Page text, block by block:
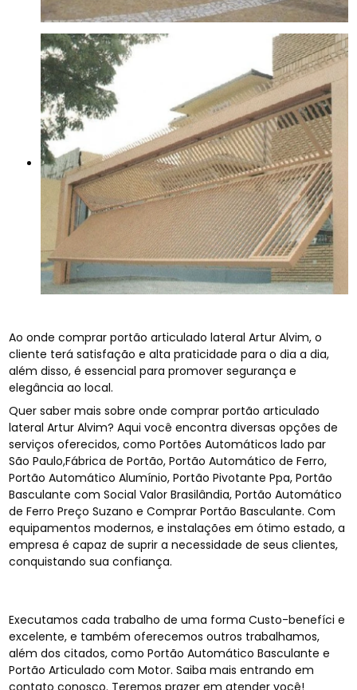
Ao onde comprar portão articulado lateral Artur Alvim, o
cliente terá satisfação e alta praticidade para o dia a dia,
além disso, é essencial para promover segurança e
elegância ao local.
Quer saber mais sobre onde comprar portão articulado
lateral Artur Alvim? Aqui você encontra diversas opções de
serviços oferecidos, como Portões Automáticos lado par
São Paulo,Fábrica de Portão, Portão Automático de Ferro,
Portão Automático Alumínio, Portão Pivotante Ppa, Portão
Basculante com Social Valor Brasilândia, Portão Automático
de Ferro Preço Suzano e Comprar Portão Basculante. Com
equipamentos modernos, e instalações em ótimo estado, a
empresa é capaz de suprir a necessidade de seus clientes,
conquistando sua confiança.
Executamos cada trabalho de uma forma Custo-benefíci e
excelente, e também oferecemos outros trabalhamos,
além dos citados, como Portão Automático Basculante e
Portão Articulado com Motor. Saiba mais entrando em